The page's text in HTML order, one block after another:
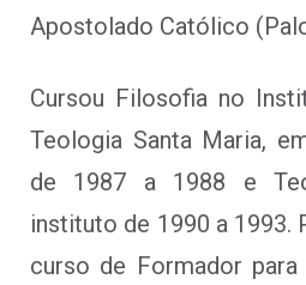
Apostolado Católico
Cursou Filosofia no
Teologia Santa Maria,
de 1987 a 1988 e
instituto de 1990 a 1993.
curso de Formador